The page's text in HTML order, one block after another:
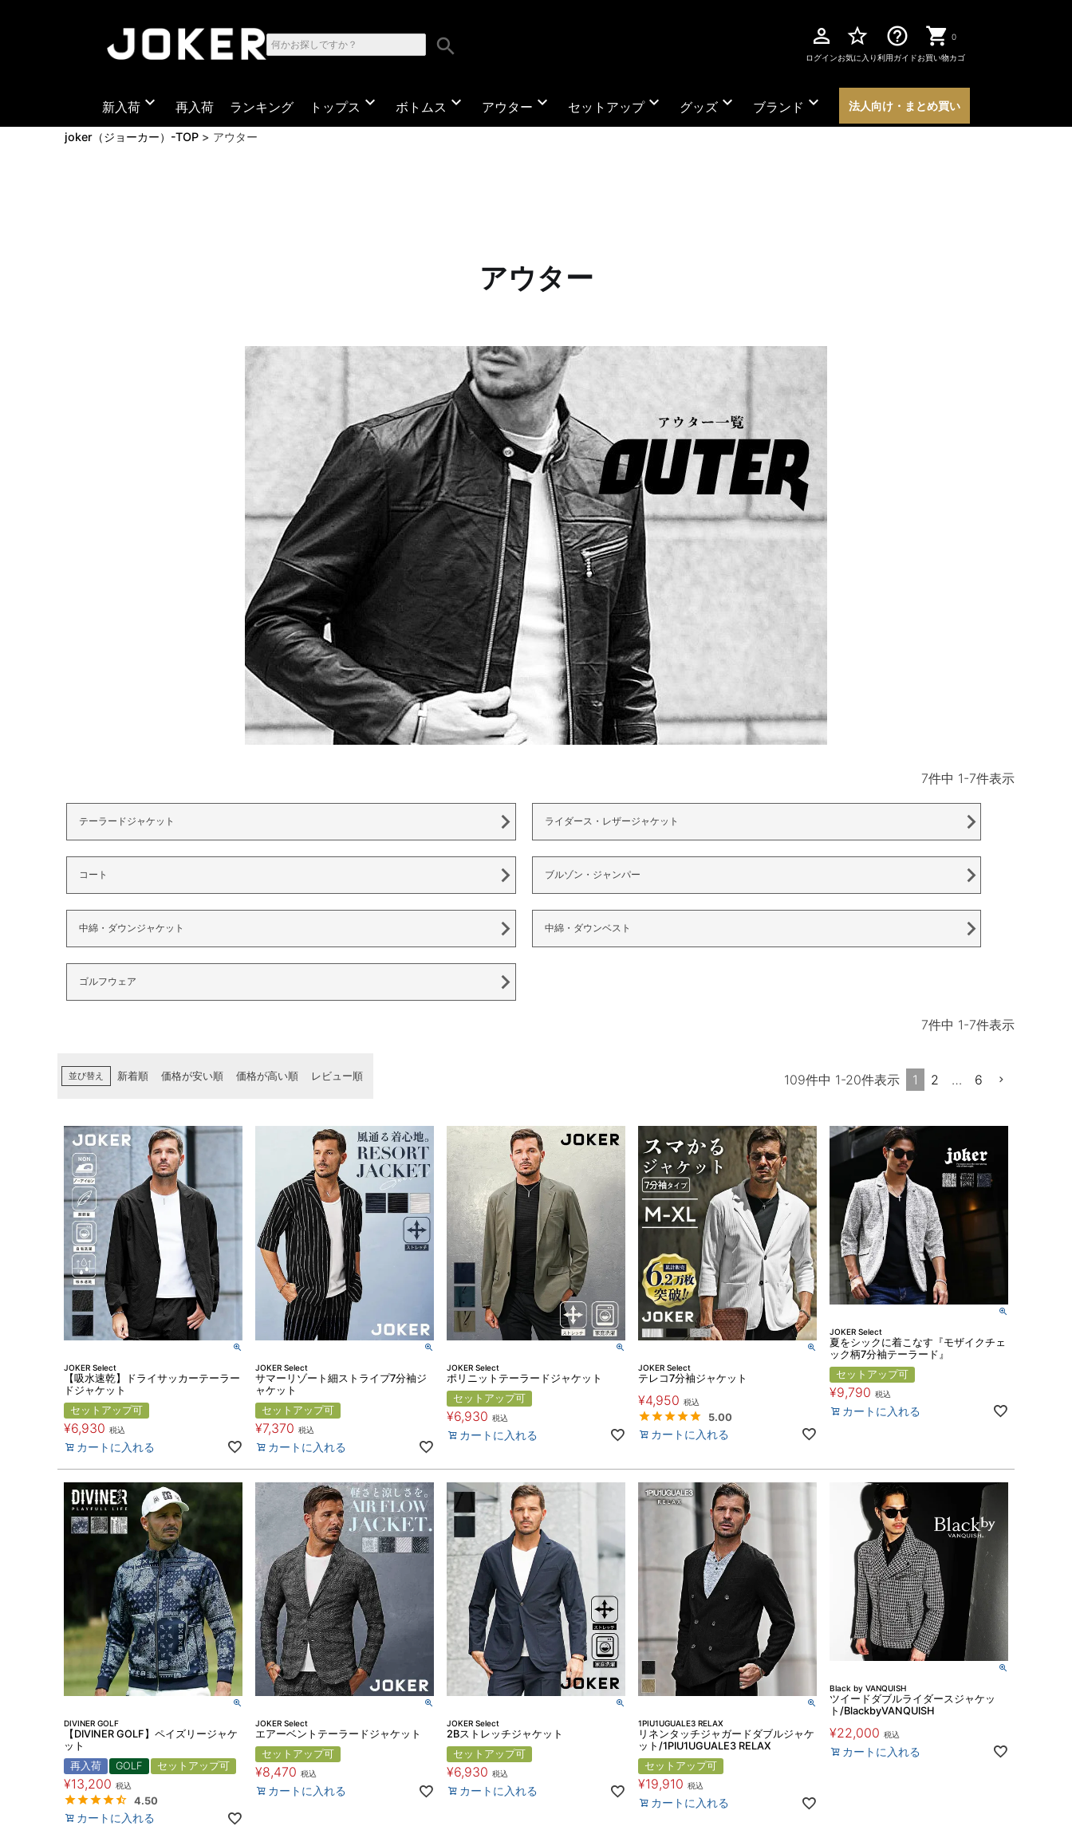
search perm_identity
ログイン
star_border
お気に入り
help_outline
利用ガイド
0
お買い物カゴ
新入荷 expand_more 再入荷 ランキング トップス expand_more ボトムス expand_more アウター expand_more セットアップexpand_more グッズ expand_more ブランド expand_more 法人向け・まとめ買い
joker（ジョーカー）-TOP アウター
アウター
7件中 1-7件表示
テーラードジャケット ライダース・レザージャケット
コート ブルゾン・ジャンパー
中綿・ダウンジャケット 中綿・ダウンベスト
ゴルフウェア
7件中 1-7件表示
並び替え 新着順 価格が安い順 価格が高い順 レビュー順 109件中 1-20件表示 1 2 … 6
JOKER Select
【吸水速乾】ドライサッカーテーラー
ドジャケット
セットアップ可
¥6,930 税込
カートに入れる
JOKER Select
サマーリゾート細ストライプ7分袖ジ
ャケット
セットアップ可
¥7,370 税込
カートに入れる
JOKER Select
ポリニットテーラードジャケット
セットアップ可
¥6,930 税込
カートに入れる
JOKER Select
テレコ7分袖ジャケット
¥4,950 税込
5.00
カートに入れる
JOKER Select
夏をシックに着こなす『モザイクチェ
ック柄7分袖テーラード』
セットアップ可
¥9,790 税込
カートに入れる
DIVINER GOLF
【DIVINER GOLF】ペイズリージャケ
ット
再入荷
GOLF セットアップ可
¥13,200 税込
4.50
カートに入れる
JOKER Select
エアーベントテーラードジャケット
セットアップ可
¥8,470 税込
カートに入れる
JOKER Select
2Bストレッチジャケット
セットアップ可
¥6,930 税込
カートに入れる
1PIU1UGUALE3 RELAX
リネンタッチジャガードダブルジャケ
ット/1PIU1UGUALE3 RELAX
セットアップ可
¥19,910 税込
カートに入れる
Black by VANQUISH
ツイードダブルライダースジャケッ
ト/BlackbyVANQUISH
¥22,000 税込
カートに入れる